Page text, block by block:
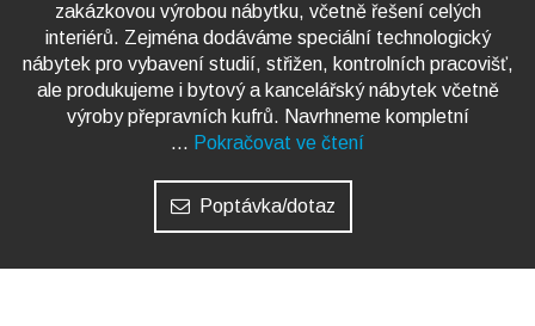
zakázkovou výrobou nábytku, včetně řešení celých
interiérů. Zejména dodáváme speciální technologický
nábytek pro vybavení studií, střižen, kontrolních pracovišť,
ale produkujeme i bytový a kancelářský nábytek včetně
výroby přepravních kufrů. Navrhneme kompletní
... Pokračovat ve čtení
Poptávka/dotaz